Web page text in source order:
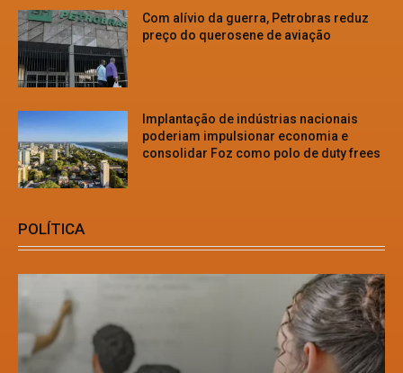
Com alívio da guerra, Petrobras reduz
preço do querosene de aviação
Implantação de indústrias nacionais
poderiam impulsionar economia e
consolidar Foz como polo de duty frees
POLÍTICA